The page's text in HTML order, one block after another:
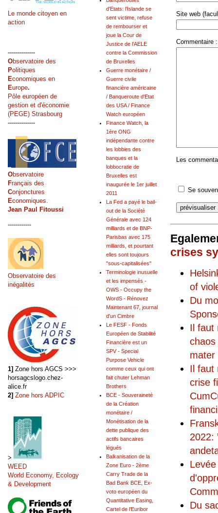
Site web
Commentaire :
Les
Se
crises
of
Du
Il faut
mater
Il faut
crise
2022:
Du
d'Etats: l'Islande se
sent victime, refuse
de rembourser et
joue la Cour de
Justice de l'AELE
contre la Commission
de Bruxelles
Guerre monétaire /
Guerre civile
financière américaine
/ Banqueroute d'Etat
des USA / Finance
Watch européen
Finance Watch, la
1ère ONG
indépendante contre
les lobbies des
banques et la
lobbocratie de
Bruxelles est
inaugurée le 1er juillet
2011
La Fed a payé le bail-
out de la Société
Générale avec 124
milliards et de BNP-
Parisbas avec 175
milliards, et pourtant
elles sont toujours
"sous-capitalisées"
Terminologie inusuelle
et les impensés -
OWS - Occupy the
WordS - Rénovez
Maintenant 67, journal
d'un Cimbre
Le FESF - Fonds
Européen de Stabilité
Financière est un
SPV - Special
Purpose Vehicle
comme ceux qui ont
fait chuter Lehman
Brothers
BCE - Souveraineté
de la Création
monétaire /
Monétisation de la
dette publique des
actifs bancaires
légués
Balkanisation de la
Zone Euro - 2ème
Carry Trade de la
Bad Bank BCE, Ex-
voto européen du
Quantitative Easing,
Cartel de l'Euribor
Le monde citoyen en
action
--------------
Observatoire des
Politiques
Economiques en
Europe.
Pôle européen de
gestion et d'économie
(PEGE) Strasbourg
--------------
Observatoire
Français des
Conjonctures
Economiques.
Jean Paul Fitoussi
------------
Observatoire des
inégalités
1] Zone hors AGCS >>>
horsagcslogo.chez-
alice.fr
2] Zone hors ADPIC
>
WEED
World Economy, Ecology
& Development